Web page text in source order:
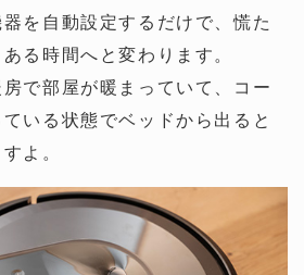
を自動設定するだけで、慌た
る時間へと変わります。
で部屋が暖まっていて、コー
いる状態でベッドから出ると
よ。